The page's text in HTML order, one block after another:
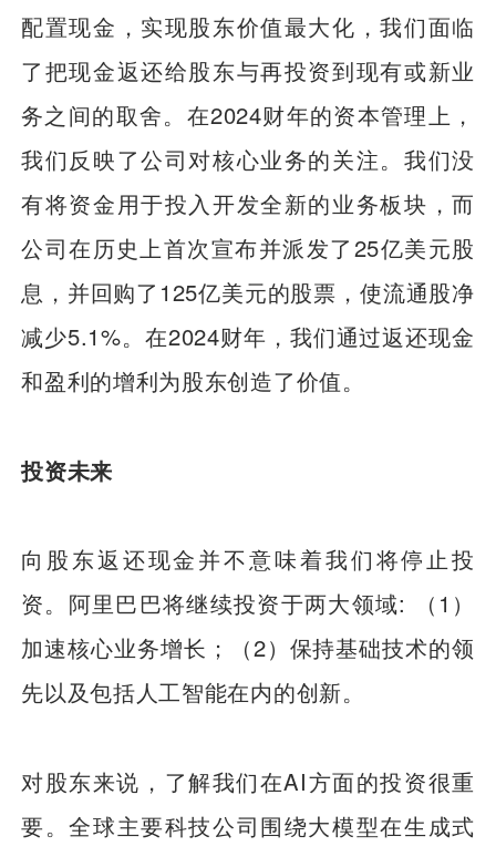
配置现金，实现股东价值最大化，我们面临
了把现金返还给股东与再投资到现有或新业
务之间的取舍。在2024财年的资本管理上，
我们反映了公司对核心业务的关注。我们没
有将资金用于投入开发全新的业务板块，而
公司在历史上首次宣布并派发了25亿美元股
息，并回购了125亿美元的股票，使流通股净
减少5.1%。在2024财年，我们通过返还现金
和盈利的增利为股东创造了价值。
投资未来
向股东返还现金并不意味着我们将停止投
资。阿里巴巴将继续投资于两大领域: （1）
加速核心业务增长；（2）保持基础技术的领
先以及包括人工智能在内的创新。
对股东来说，了解我们在AI方面的投资很重
要。全球主要科技公司围绕大模型在生成式